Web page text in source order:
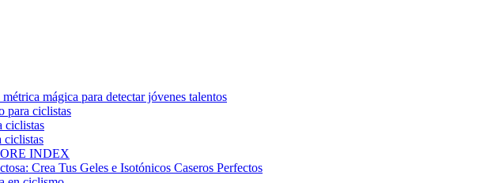
mágica para detectar jóvenes talentos
para ciclistas
ciclistas
ciclistas
INDEX
Crea Tus Geles e Isotónicos Caseros Perfectos